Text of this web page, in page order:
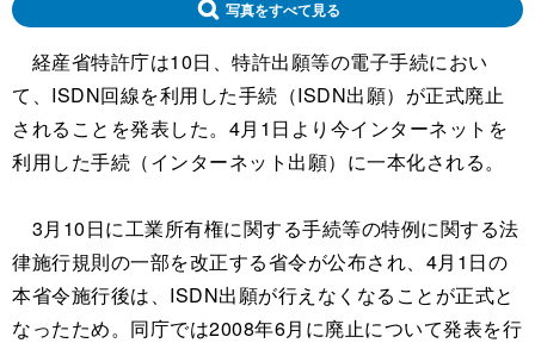
写真をすべて見る
経産省特許庁は10日、特許出願等の電子手続におい
て、ISDN回線を利用した手続（ISDN出願）が正式廃止
されることを発表した。4月1日より今インターネットを
利用した手続（インターネット出願）に一本化される。
3月10日に工業所有権に関する手続等の特例に関する法
律施行規則の一部を改正する省令が公布され、4月1日の
本省令施行後は、ISDN出願が行えなくなることが正式と
なったため。同庁では2008年6月に廃止について発表を行